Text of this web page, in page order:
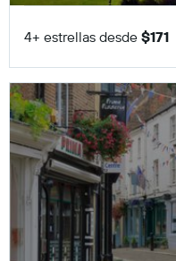
4+ estrellas desde $171